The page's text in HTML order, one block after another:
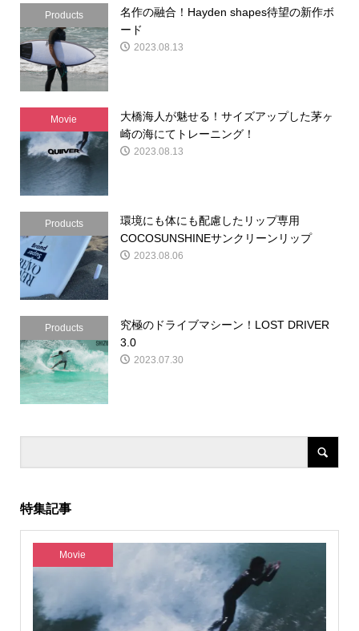
Products
名作の融合！Hayden shapes待望の新作ボ
ード
2023.08.13
Movie
大橋海人が魅せる！サイズアップした茅ヶ
崎の海にてトレーニング！
2023.08.13
Products
環境にも体にも配慮したリップ専用
COCOSUNSHINEサンクリーンリップ
2023.08.06
Products
究極のドライブマシーン！LOST DRIVER
3.0
2023.07.30
特集記事
Movie